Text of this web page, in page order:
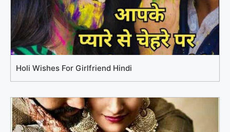
Holi Wishes For Girlfriend Hindi